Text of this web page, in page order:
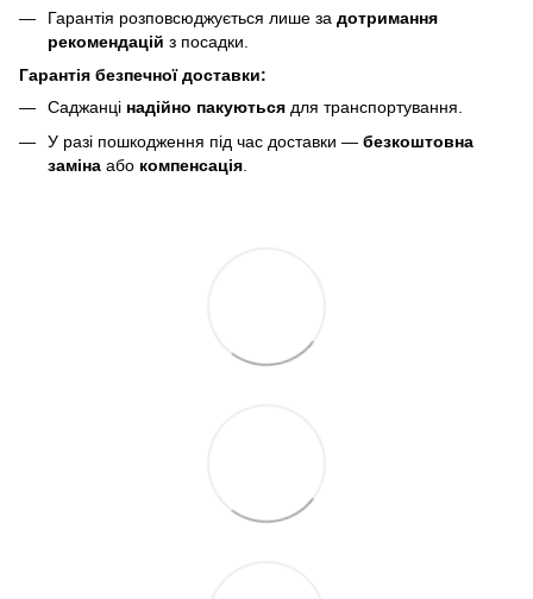
Гарантія розповсюджується лише за дотримання
рекомендацій з посадки.
Гарантія безпечної доставки:
Саджанці надійно пакуються для транспортування.
У разі пошкодження під час доставки — безкоштовна
заміна або компенсація